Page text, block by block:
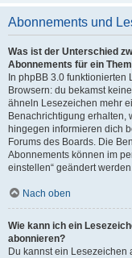
Abonnements und
Was ist der Unterschied
Abonnements für ein
In phpBB 3.0
Browsern: du bekamst
ähneln Lesezeichen mehr
Benachrichtigung erhalten,
hingegen informieren dich
Forums des Boards. Die
Abonnements können im
einstellen“ geändert
Nach oben
Wie kann ich ein
abonnieren?
Du kannst ein Lesezeichen